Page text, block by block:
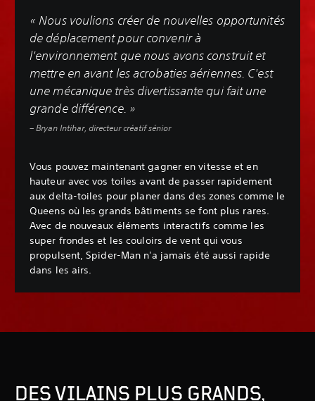
« Nous voulions créer de nouvelles opportunités
de déplacement pour convenir à
l'environnement que nous avons construit et
mettre en avant les acrobaties aériennes. C'est
une mécanique très divertissante qui fait une
grande différence. »
– Bryan Intihar, directeur créatif sénior
Vous pouvez maintenant gagner en vitesse et en
hauteur avec vos toiles avant de passer rapidement
aux delta-toiles pour planer dans des zones comme le
Queens où les grands bâtiments se font plus rares.
Avec de nouveaux éléments interactifs comme les
super frondes et les couloirs de vent qui vous
propulsent, Spider-Man n'a jamais été aussi rapide
dans les airs.
DES VILAINS PLUS GRANDS,